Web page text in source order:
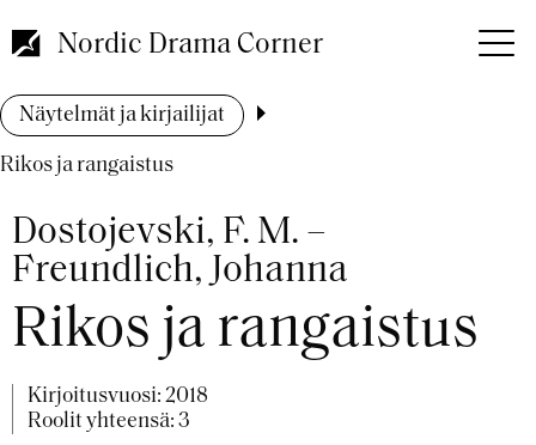
pääsisältöön
Nordic Drama Corner
Murupolku
Näytelmät ja kirjailijat
Rikos ja rangaistus
Dostojevski, F. M. –
Freundlich, Johanna
Rikos ja rangaistus
Kirjoitusvuosi: 2018
Roolit yhteensä: 3